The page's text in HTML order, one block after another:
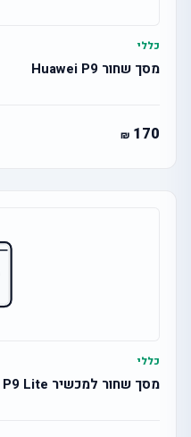
כללי
מסך שחור Huawei P9
170
כללי
מסך שחור למכשיר Huawei P9 Lite